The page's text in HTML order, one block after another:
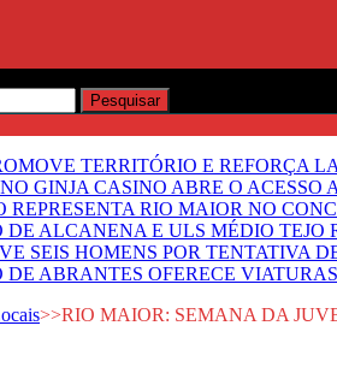
TERRITÓRIO E REFORÇA
GINJA CASINO ABRE O ACESSO
REPRESENTA RIO MAIOR NO
DE ALCANENA E ULS MÉDIO
SEIS HOMENS POR TENTATIVA
DE ABRANTES OFERECE
>>RIO MAIOR: SEMANA DA